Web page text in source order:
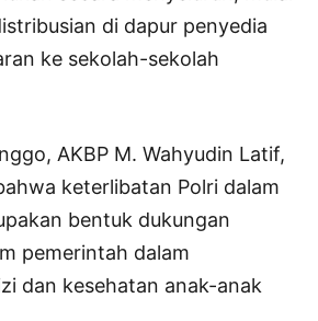
di dapur penyedia
ke sekolah-sekolah
AKBP M. Wahyudin Latif,
keterlibatan Polri dalam
bentuk dukungan
pemerintah dalam
dan kesehatan anak-anak